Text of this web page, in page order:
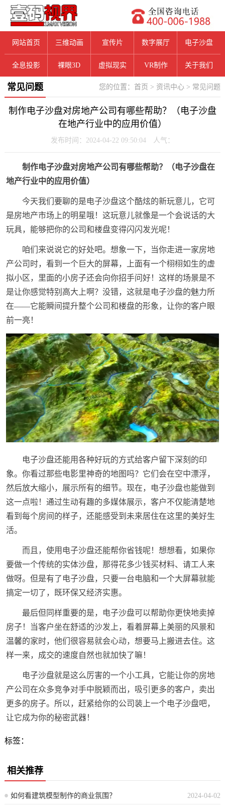
网站首页 三维动画 宣传片 数字展厅 电子沙盘
全息投影 裸眼3D 虚拟现实 VR制作 关于我们
您的位置： 首页 > 资讯中心 > 常见问题
常见问题
制作电子沙盘对房地产公司有哪些帮助？（电子沙盘
在地产行业中的应用价值）
发布时间：2024-04-22 09:50:04 人气：
制作电子沙盘对房地产公司有哪些帮助？（电子沙盘在
地产行业中的应用价值）
今天我们要聊的是电子沙盘这个酷炫的新玩意儿，它可
是房地产市场上的明星哦！这玩意儿就像是一个会说话的大
玩具，能够把你的公司和楼盘变得闪闪发光呢！
咱们来说说它的好处吧。想象一下，当你走进一家房地
产公司时，看到一个巨大的屏幕，上面有一个栩栩如生的虚
拟小区，里面的小房子还会向你招手问好！这样的场景是不
是让你感觉特别高大上啊？没错，这就是电子沙盘的魅力所
在——它能瞬间提升整个公司和楼盘的形象，让你的客户眼
前一亮！
电子沙盘还能用各种好玩的方式给客户留下深刻的印
象。你看过那些电影里神奇的地图吗？它们会在空中漂浮，
然后放大缩小，展示所有的细节。现在，电子沙盘也能做到
这一点啦！通过生动有趣的多媒体展示，客户不仅能清楚地
看到每个房间的样子，还能感受到未来居住在这里的美好生
活。
而且，使用电子沙盘还能帮你省钱呢！想想看，如果你
要做一个传统的实体沙盘，那得花多少钱买材料、请工人来
做呀。但是有了电子沙盘，只要一台电脑和一个大屏幕就能
搞定一切了，既环保又经济实惠。
最后但同样重要的是，电子沙盘可以帮助你更快地卖掉
房子！当客户坐在舒适的沙发上，看着屏幕上美丽的风景和
温馨的家时，他们很容易就会心动，想要马上搬进去住。这
样一来，成交的速度自然也就加快了嘛！
电子沙盘就是这么厉害的一个小工具，它能让你的房地
产公司在众多竞争对手中脱颖而出，吸引更多的客户，卖出
更多的房子。所以，赶紧给你的公司装上一个电子沙盘吧，
让它成为你的秘密武器！
标签：
相关推荐
2024-04-02
如何看建筑模型制作的商业氛围？